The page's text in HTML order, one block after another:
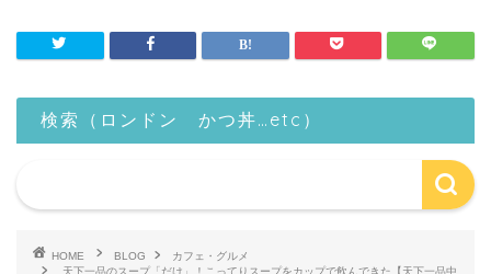
検索（ロンドン かつ丼…etc）
HOME BLOG
カフェ・グルメ
天下一品のスープ「だけ」！こってりスープをカップで飲んできた【天下一品中